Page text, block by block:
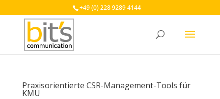
+49 (0) 228 9289 4144
Praxisorientierte CSR-Management-Tools für
KMU